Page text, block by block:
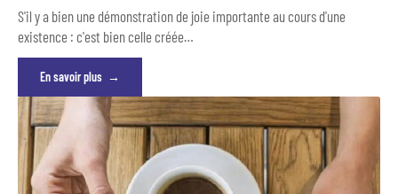
S'il y a bien une démonstration de joie importante au cours d'une
existence : c'est bien celle créée…
En savoir plus